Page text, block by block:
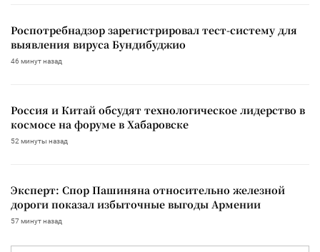
Роспотребнадзор зарегистрировал тест-систему для
выявления вируса Бундибуджио
46 минут назад
Россия и Китай обсудят технологическое лидерство в
космосе на форуме в Хабаровске
52 минуты назад
Эксперт: Спор Пашиняна относительно железной
дороги показал избыточные выгоды Армении
57 минут назад